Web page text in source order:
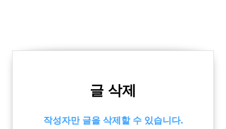
글 삭제
작성자만 글을 삭제할 수 있습니다.